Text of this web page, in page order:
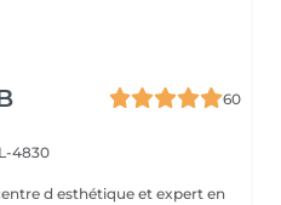
60
4830
d esthétique et expert en